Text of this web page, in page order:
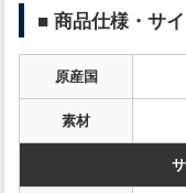
■ 商品仕様・サ
原産国
素材